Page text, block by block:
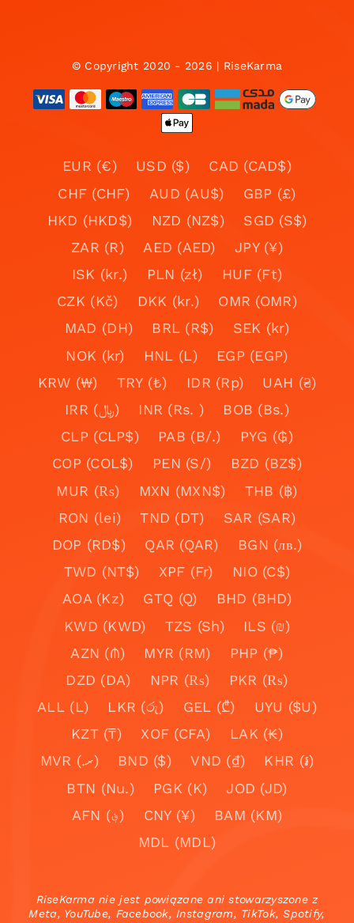
© Copyright 2020 - 2026 | RiseKarma
EUR (€) USD ($)
CAD (CAD$)
CHF (CHF)
AUD (AU$)
GBP (£)
HKD (HKD$)
NZD (NZ$)
SGD (S$)
ZAR (R)
AED (AED)
JPY (¥)
ISK (kr.)
PLN (zł)
HUF (Ft)
CZK (Kč)
DKK (kr.)
OMR (OMR)
MAD (DH)
BRL (R$)
SEK (kr)
NOK (kr)
HNL (L)
EGP (EGP)
KRW (₩)
TRY (₺) IDR (Rp)
UAH (₴)
IRR (﷼)
INR (Rs. )
BOB (Bs.)
CLP (CLP$)
PAB (B/.)
PYG (₲)
COP (COL$)
PEN (S/)
BZD (BZ$)
MUR (₨)
MXN (MXN$)
THB (฿)
RON (lei)
TND (DT)
SAR (SAR)
DOP (RD$)
QAR (QAR)
BGN (лв.)
TWD (NT$)
XPF (Fr)
NIO (C$)
AOA (Kz)
GTQ (Q)
BHD (BHD)
KWD (KWD)
TZS (Sh)
ILS (₪)
AZN (₼)
MYR (RM)
PHP (₱)
DZD (DA)
NPR (₨)
PKR (₨)
ALL (L)
LKR (රු) GEL (₾)
UYU ($U)
KZT (₸)
XOF (CFA)
LAK (₭)
MVR (.ރ)
BND ($) VND (₫)
KHR (៛)
BTN (Nu.)
PGK (K)
JOD (JD)
AFN (؋)
CNY (¥)
BAM (KM)
MDL (MDL)
RiseKarma nie jest powiązane ani stowarzyszone z
Meta, YouTube, Facebook, Instagram, TikTok, Spotify,